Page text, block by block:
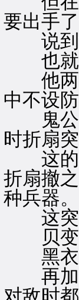
要出手
说到
也就
他两只
中不设
鬼公子
时折扇
这的变
折扇撤
种兵器。
这突
贝变
黑衣人
再加上